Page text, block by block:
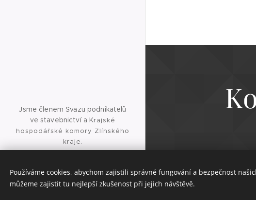
Jsme členem Svazu podnikatelů
ve stavebnictví a Krajské
hospodářské komory Zlínského
kraje.
9001:2016 a osvědčení realizátora
ETICS.
Používáme cookies, abychom zajistili správné fungování a bezpečnost
můžeme zajistit tu nejlepší zkušenost při jejich návštěvě.